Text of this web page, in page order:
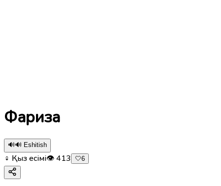
Фариза
🔊🔊 Eshitish
♀ Қыз есімі👁413 🤍6